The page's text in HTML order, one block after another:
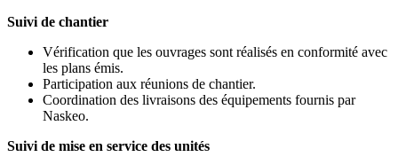
Suivi de chantier
Vérification que les ouvrages sont réalisés en conformité avec
les plans émis.
Participation aux réunions de chantier.
Coordination des livraisons des équipements fournis par
Naskeo.
Suivi de mise en service des unités